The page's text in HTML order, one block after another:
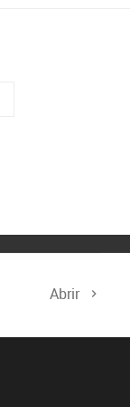
Abrir